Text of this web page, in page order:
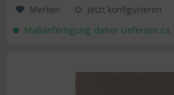
Merken
Jetzt konfigurieren
Maßanfertigung, daher Lieferzeit